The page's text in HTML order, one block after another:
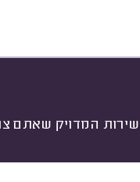
המדויק שאתם